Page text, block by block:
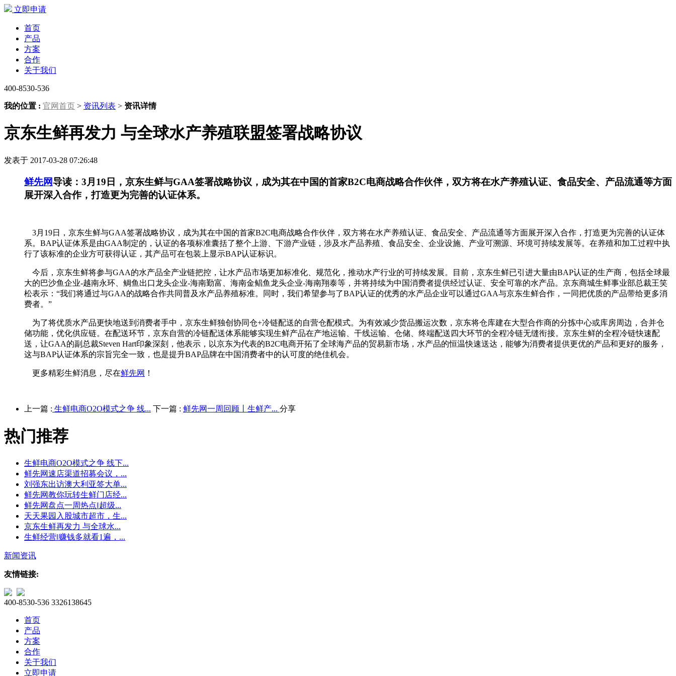
立即申请
首页
产品
方案
合作
关于我们
400-8530-536
我的位置 : 官网首页 > 资讯列表 > 资讯详情
京东生鲜再发力 与全球水产养殖联盟签署战略协议
发表于 2017-03-28 07:26:48
鲜先网导读：3月19日，京东生鲜与GAA签署战略协议，成为其在中国的首家B2C电商战略合作伙伴，双方将在水产养殖认证、食品安全、产品流通等方面
展开深入合作，打造更为完善的认证体系。
3月19日，京东生鲜与GAA签署战略协议，成为其在中国的首家B2C电商战略合作伙伴，双方将在水产养殖认证、食品安全、产品流通等方面展开深入合作，打造更为完善的认证体
系。BAP认证体系是由GAA制定的，认证的各项标准囊括了整个上游、下游产业链，涉及水产品养殖、食品安全、企业设施、产业可溯源、环境可持续发展等。在养殖和加工过程中执
行了该标准的企业方可获得认证，其产品可在包装上显示BAP认证标识。
今后，京东生鲜将参与GAA的水产品全产业链把控，让水产品市场更加标准化、规范化，推动水产行业的可持续发展。目前，京东生鲜已引进大量由BAP认证的生产商，包括全球最
大的巴沙鱼企业-越南永环、鲷鱼出口龙头企业-海南勤富、海南金鲳鱼龙头企业-海南翔泰等，并将持续为中国消费者提供经过认证、安全可靠的水产品。京东商城生鲜事业部总裁王笑
松表示：“我们将通过与GAA的战略合作共同普及水产品养殖标准。同时，我们希望参与了BAP认证的优秀的水产品企业可以通过GAA与京东生鲜合作，一同把优质的产品带给更多消
费者。”
为了将优质水产品更快地送到消费者手中，京东生鲜独创协同仓+冷链配送的自营仓配模式。为有效减少货品搬运次数，京东将仓库建在大型合作商的分拣中心或库房周边，合并仓
储功能，优化供应链。在配送环节，京东自营的冷链配送体系能够实现生鲜产品在产地运输、干线运输、仓储、终端配送四大环节的全程冷链无缝衔接。京东生鲜的全程冷链快速配
送，让GAA的副总裁Steven Hart印象深刻，他表示，以京东为代表的B2C电商开拓了全球海产品的贸易新市场，水产品的恒温快速送达，能够为消费者提供更优的产品和更好的服务，
这与BAP认证体系的宗旨完全一致，也是提升BAP品牌在中国消费者中的认可度的绝佳机会。
更多精彩生鲜消息，尽在鲜先网 ！
上一篇 : 生鲜电商O2O模式之争 线... 下一篇 : 鲜先网一周回顾丨生鲜产... 分享
热门推荐
生鲜电商O2O模式之争 线下...
鲜先网速店渠道招募会议，...
刘强东出访澳大利亚签大单...
鲜先网教你玩转生鲜门店经...
鲜先网盘点一周热点‖超级...
天天果园入股城市超市，生...
京东生鲜再发力 与全球水...
生鲜经营‖赚钱多就看1遍，...
新闻资讯
友情链接:
400-8530-536 3326138645
首页
产品
方案
合作
关于我们
立即申请